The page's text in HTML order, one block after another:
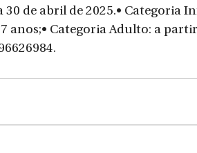
30 de abril de 2025.• Categoria
anos;• Categoria Adulto: a partir